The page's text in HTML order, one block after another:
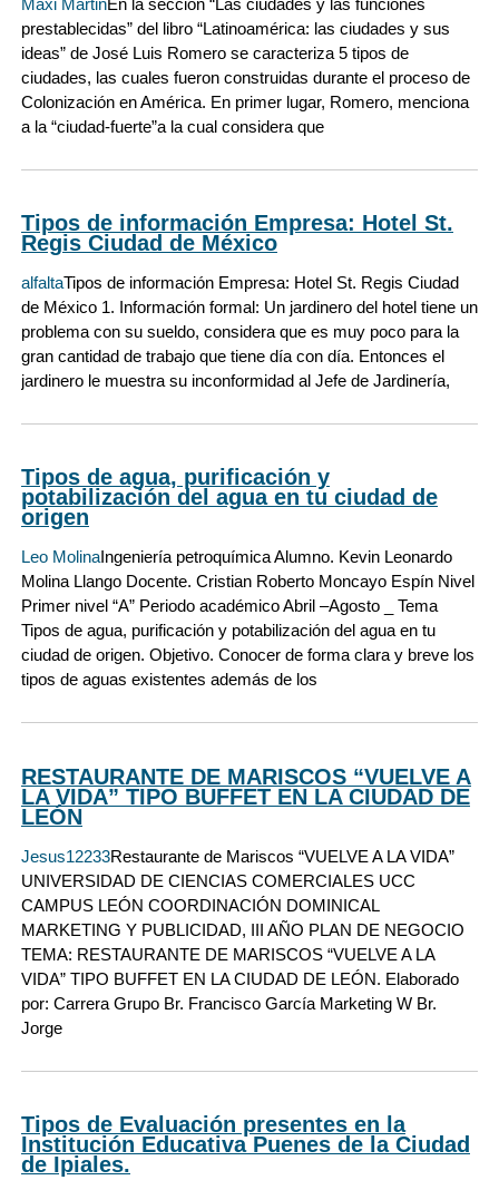
prestablecidas” del libro “Latinoamérica: las ciudades y sus
ideas” de José Luis Romero se caracteriza 5 tipos de
ciudades, las cuales fueron construidas durante el proceso de
Colonización en América. En primer lugar, Romero, menciona
a la “ciudad-fuerte”a la cual considera que
Tipos de información Empresa: Hotel St.
Regis Ciudad de México
alfaltaTipos de información Empresa: Hotel St. Regis Ciudad
de México 1. Información formal: Un jardinero del hotel tiene un
problema con su sueldo, considera que es muy poco para la
gran cantidad de trabajo que tiene día con día. Entonces el
jardinero le muestra su inconformidad al Jefe de Jardinería,
Tipos de agua, purificación y
potabilización del agua en tu ciudad de
origen
Leo MolinaIngeniería petroquímica Alumno. Kevin Leonardo
Molina Llango Docente. Cristian Roberto Moncayo Espín Nivel
Primer nivel “A” Periodo académico Abril –Agosto _ Tema
Tipos de agua, purificación y potabilización del agua en tu
ciudad de origen. Objetivo. Conocer de forma clara y breve los
tipos de aguas existentes además de los
RESTAURANTE DE MARISCOS “VUELVE A
LA VIDA” TIPO BUFFET EN LA CIUDAD DE
LEÓN
Jesus12233Restaurante de Mariscos “VUELVE A LA VIDA”
UNIVERSIDAD DE CIENCIAS COMERCIALES UCC
CAMPUS LEÓN COORDINACIÓN DOMINICAL
MARKETING Y PUBLICIDAD, III AÑO PLAN DE NEGOCIO
TEMA: RESTAURANTE DE MARISCOS “VUELVE A LA
VIDA” TIPO BUFFET EN LA CIUDAD DE LEÓN. Elaborado
por: Carrera Grupo Br. Francisco García Marketing W Br.
Jorge
Tipos de Evaluación presentes en la
Institución Educativa Puenes de la Ciudad
de Ipiales.